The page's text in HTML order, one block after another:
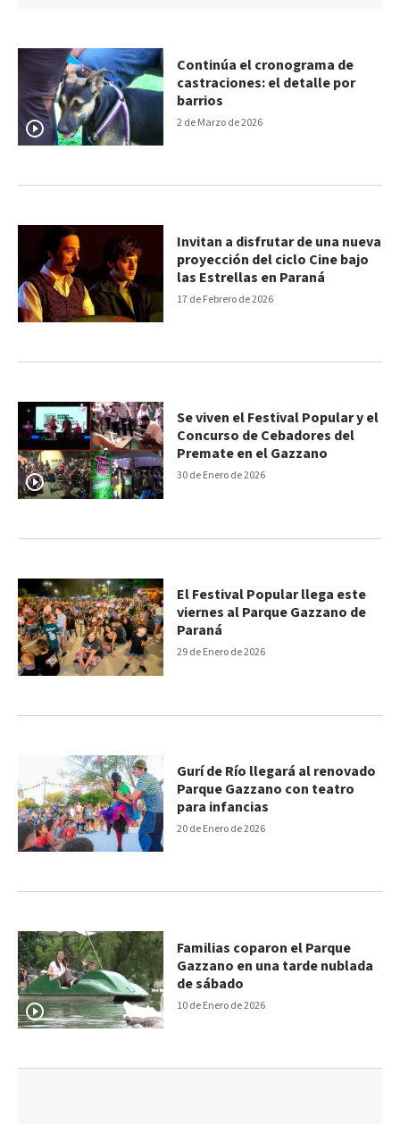
2 de Marzo de 2026
Continúa el cronograma de
castraciones: el detalle por
barrios
17 de Febrero de 2026
Invitan a disfrutar de una nueva
proyección del ciclo Cine bajo
las Estrellas en Paraná
30 de Enero de 2026
Se viven el Festival Popular y el
Concurso de Cebadores del
Premate en el Gazzano
29 de Enero de 2026
El Festival Popular llega este
viernes al Parque Gazzano de
Paraná
20 de Enero de 2026
Gurí de Río llegará al renovado
Parque Gazzano con teatro
para infancias
10 de Enero de 2026
Familias coparon el Parque
Gazzano en una tarde nublada
de sábado